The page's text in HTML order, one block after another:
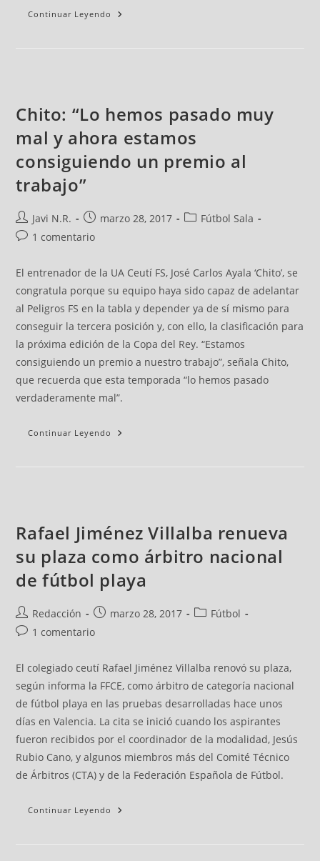
Continuar Leyendo
Chito: “Lo hemos pasado muy
mal y ahora estamos
consiguiendo un premio al
trabajo”
Javi N.R. marzo 28, 2017
Fútbol Sala
1 comentario
El entrenador de la UA Ceutí FS, José Carlos Ayala ‘Chito’, se
congratula porque su equipo haya sido capaz de adelantar
al Peligros FS en la tabla y depender ya de sí mismo para
conseguir la tercera posición y, con ello, la clasificación para
la próxima edición de la Copa del Rey. “Estamos
consiguiendo un premio a nuestro trabajo”, señala Chito,
que recuerda que esta temporada “lo hemos pasado
verdaderamente mal”.
Continuar Leyendo
Rafael Jiménez Villalba renueva
su plaza como árbitro nacional
de fútbol playa
Redacción marzo 28, 2017
Fútbol
1 comentario
El colegiado ceutí Rafael Jiménez Villalba renovó su plaza,
según informa la FFCE, como árbitro de categoría nacional
de fútbol playa en las pruebas desarrolladas hace unos
días en Valencia. La cita se inició cuando los aspirantes
fueron recibidos por el coordinador de la modalidad, Jesús
Rubio Cano, y algunos miembros más del Comité Técnico
de Árbitros (CTA) y de la Federación Española de Fútbol.
Continuar Leyendo